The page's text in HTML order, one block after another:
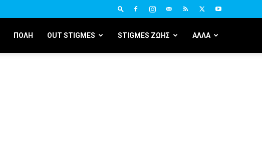
ΠΟΛΗ OUT STIGMES STIGMES ΖΩΗΣ ΑΛΛΑ